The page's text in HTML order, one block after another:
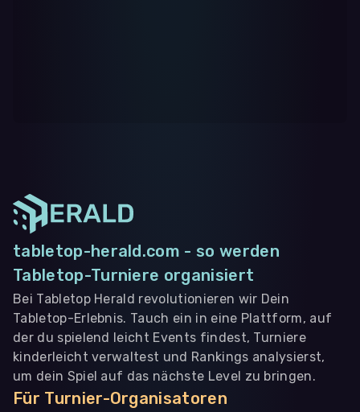
tabletop-herald.com - so werden
Tabletop-Turniere organisiert
Bei Tabletop Herald revolutionieren wir Dein
Tabletop-Erlebnis. Tauch ein in eine Plattform, auf
der du spielend leicht Events findest, Turniere
kinderleicht verwaltest und Rankings analysierst,
um dein Spiel auf das nächste Level zu bringen.
Für Turnier-Organisatoren